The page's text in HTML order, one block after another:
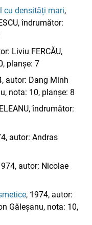
cu densități mari,
îndrumător:
Liviu FERCĂU,
planșe: 7
autor: Dang Minh
nota: 10, planșe: 8
îndrumător:
autor: Andras
autor: Nicolae
, 1974, autor:
Găleșanu, nota: 10,